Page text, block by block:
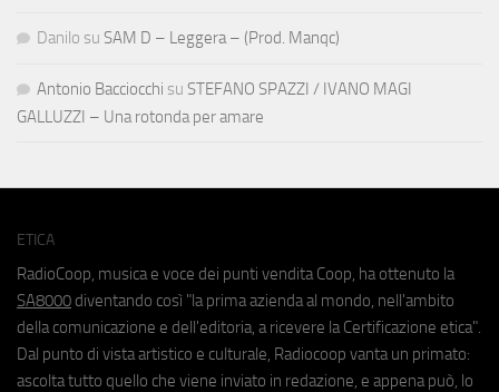
Danilo su SAM D – Leggera – (Prod. Manqc)
Antonio Bacciocchi su STEFANO SPAZZI / IVANO MAGI
GALLUZZI – Una rotonda per amare
ETICA
RadioCoop, musica e voce dei punti vendita Coop, ha ottenuto la
SA8000 diventando così "la prima azienda al mondo, nell'ambito
della comunicazione e dell'editoria, a ricevere la Certificazione etica".
Dal punto di vista artistico e culturale, Radiocoop vanta un primato:
ascolta tutto quello che viene inviato in redazione, e appena può, lo